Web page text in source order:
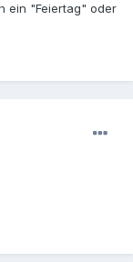
ein "Feiertag" oder